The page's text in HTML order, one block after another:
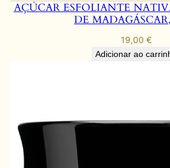
AÇÚCAR ESFOLIANTE
DE
19,00 €
Adicionar ao